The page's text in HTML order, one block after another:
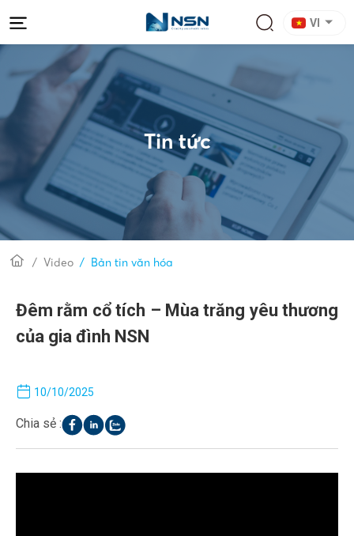
VI
Tin tức
Video Bản tin văn hóa
Đêm rằm cổ tích – Mùa trăng yêu thương
của gia đình NSN
10/10/2025
Chia sẻ :